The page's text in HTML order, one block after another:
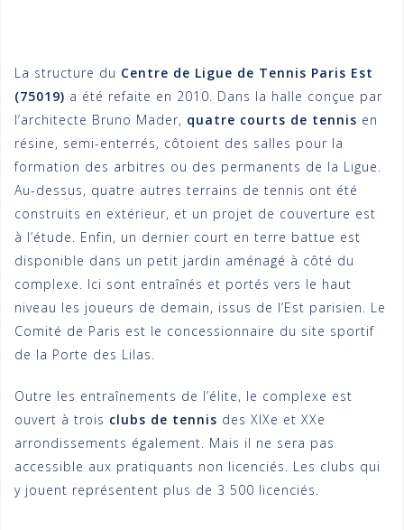
La structure du Centre de Ligue de Tennis Paris Est
(75019) a été refaite en 2010. Dans la halle conçue par
l’architecte Bruno Mader, quatre courts de tennis en
résine, semi-enterrés, côtoient des salles pour la
formation des arbitres ou des permanents de la Ligue.
Au-dessus, quatre autres terrains de tennis ont été
construits en extérieur, et un projet de couverture est
à l’étude. Enfin, un dernier court en terre battue est
disponible dans un petit jardin aménagé à côté du
complexe. Ici sont entraînés et portés vers le haut
niveau les joueurs de demain, issus de l’Est parisien. Le
Comité de Paris est le concessionnaire du site sportif
de la Porte des Lilas.
Outre les entraînements de l’élite, le complexe est
ouvert à trois clubs de tennis des XIXe et XXe
arrondissements également. Mais il ne sera pas
accessible aux pratiquants non licenciés. Les clubs qui
y jouent représentent plus de 3 500 licenciés.